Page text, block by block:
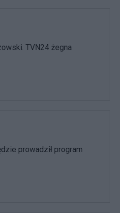
TVN24 żegna
prowadził program